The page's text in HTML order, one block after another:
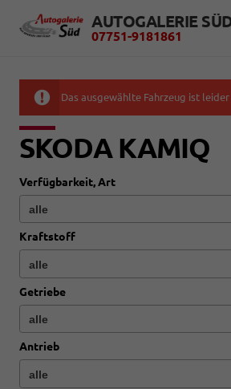
AUTOGALERIE
07751-9181861
Das ausgewählte Fahrzeug ist
SKODA KAMIQ
Verfügbarkeit, Art
Kraftstoff
Getriebe
Antrieb